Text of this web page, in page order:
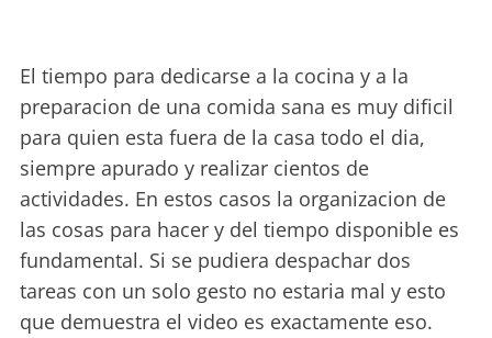
El tiempo para dedicarse a la cocina y a la
preparacion de una comida sana es muy dificil
para quien esta fuera de la casa todo el dia,
siempre apurado y realizar cientos de
actividades. En estos casos la organizacion de
las cosas para hacer y del tiempo disponible es
fundamental. Si se pudiera despachar dos
tareas con un solo gesto no estaria mal y esto
que demuestra el video es exactamente eso.